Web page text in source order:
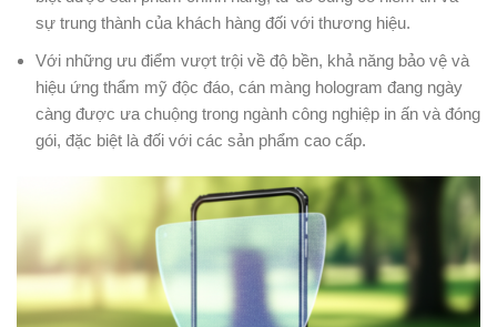
sự trung thành của khách hàng đối với thương hiệu.
Với những ưu điểm vượt trội về độ bền, khả năng bảo vệ và
hiệu ứng thẩm mỹ độc đáo, cán màng hologram đang ngày
càng được ưa chuộng trong ngành công nghiệp in ấn và đóng
gói, đặc biệt là đối với các sản phẩm cao cấp.